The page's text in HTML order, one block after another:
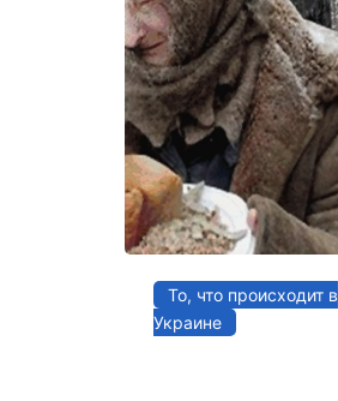
То, что происходит в
Украине